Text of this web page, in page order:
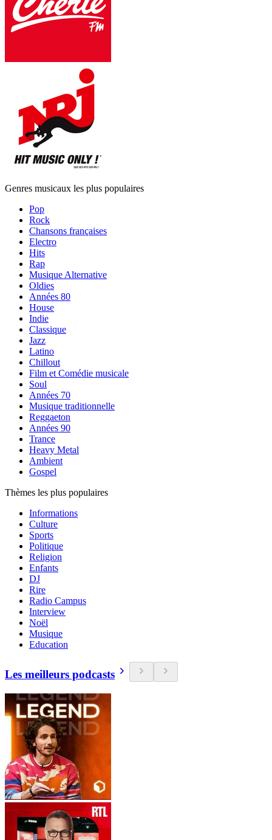
Genres musicaux les plus populaires
Pop
Rock
Chansons françaises
Electro
Hits
Rap
Musique Alternative
Oldies
Années 80
House
Indie
Classique
Jazz
Latino
Chillout
Film et Comédie musicale
Soul
Années 70
Musique traditionnelle
Reggaeton
Années 90
Trance
Heavy Metal
Ambient
Gospel
Thèmes les plus populaires
Informations
Culture
Sports
Politique
Religion
Enfants
DJ
Rire
Radio Campus
Interview
Noël
Musique
Education
Les meilleurs podcasts